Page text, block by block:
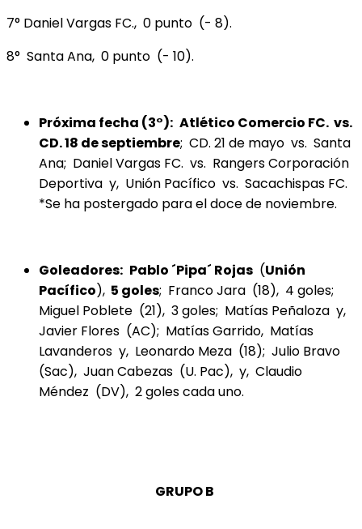
7° Daniel Vargas FC., 0 punto (- 8).
8° Santa Ana, 0 punto (- 10).
Próxima fecha (3°): Atlético Comercio FC. vs.
CD. 18 de septiembre; CD. 21 de mayo vs. Santa
Ana; Daniel Vargas FC. vs. Rangers Corporación
Deportiva y, Unión Pacífico vs. Sacachispas FC.
*Se ha postergado para el doce de noviembre.
Goleadores: Pablo ´Pipa´ Rojas (Unión
Pacífico), 5 goles; Franco Jara (18), 4 goles;
Miguel Poblete (21), 3 goles; Matías Peñaloza y,
Javier Flores (AC); Matías Garrido, Matías
Lavanderos y, Leonardo Meza (18); Julio Bravo
(Sac), Juan Cabezas (U. Pac), y, Claudio
Méndez (DV), 2 goles cada uno.
GRUPO B